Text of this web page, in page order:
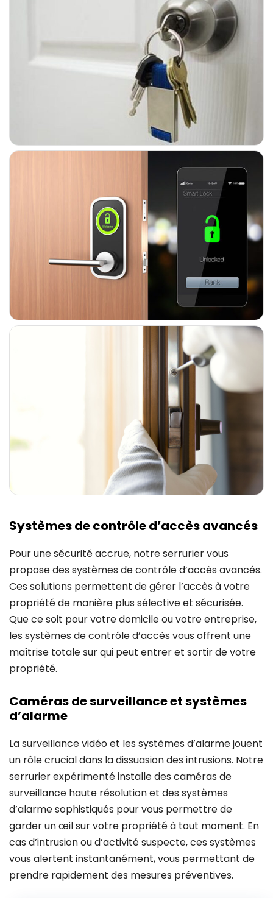
Systèmes de contrôle d’accès avancés
Pour une sécurité accrue, notre serrurier vous
propose des systèmes de contrôle d’accès avancés.
Ces solutions permettent de gérer l’accès à votre
propriété de manière plus sélective et sécurisée.
Que ce soit pour votre domicile ou votre entreprise,
les systèmes de contrôle d’accès vous offrent une
maîtrise totale sur qui peut entrer et sortir de votre
propriété.
Caméras de surveillance et systèmes
d’alarme
La surveillance vidéo et les systèmes d’alarme jouent
un rôle crucial dans la dissuasion des intrusions. Notre
serrurier expérimenté installe des caméras de
surveillance haute résolution et des systèmes
d’alarme sophistiqués pour vous permettre de
garder un œil sur votre propriété à tout moment. En
cas d’intrusion ou d’activité suspecte, ces systèmes
vous alertent instantanément, vous permettant de
prendre rapidement des mesures préventives.